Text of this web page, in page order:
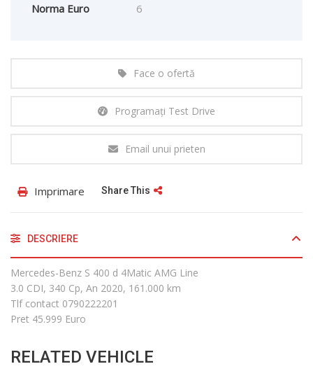
Norma Euro
6
Face o ofertă
Programați Test Drive
Email unui prieten
Imprimare Share This
DESCRIERE
Mercedes-Benz S 400 d 4Matic AMG Line
3.0 CDI, 340 Cp, An 2020, 161.000 km
Tlf contact 0790222201
Pret 45.999 Euro
RELATED VEHICLE